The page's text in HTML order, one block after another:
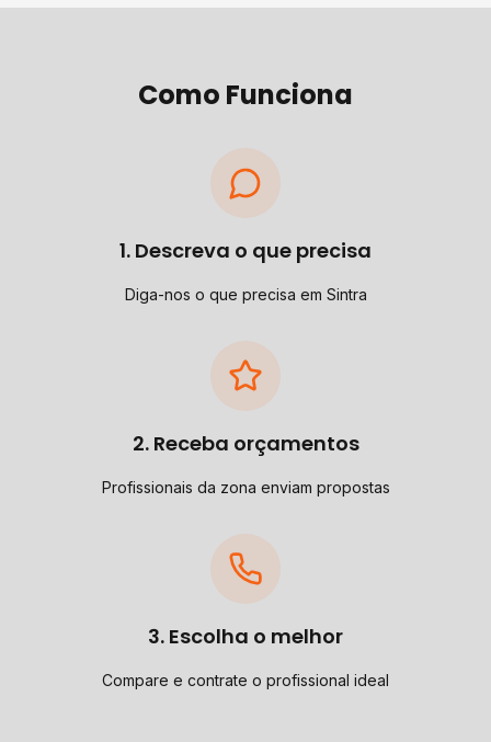
Como Funciona
1. Descreva o que precisa
Diga-nos o que precisa em Sintra
2. Receba orçamentos
Profissionais da zona enviam propostas
3. Escolha o melhor
Compare e contrate o profissional ideal